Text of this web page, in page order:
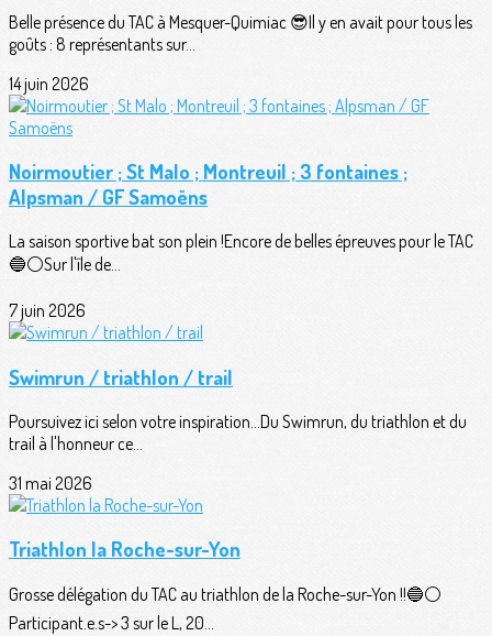
Belle présence du TAC à Mesquer-Quimiac 😎Il y en avait pour tous les
goûts : 8 représentants sur...
14 juin 2026
Noirmoutier ; St Malo ; Montreuil ; 3 fontaines ;
Alpsman / GF Samoëns
La saison sportive bat son plein !Encore de belles épreuves pour le TAC
🔵⚪️Sur l'île de...
7 juin 2026
Swimrun / triathlon / trail
Poursuivez ici selon votre inspiration...Du Swimrun, du triathlon et du
trail à l'honneur ce...
31 mai 2026
Triathlon la Roche-sur-Yon
Grosse délégation du TAC au triathlon de la Roche-sur-Yon !!🔵⚪️
Participant.e.s-> 3 sur le L, 20...